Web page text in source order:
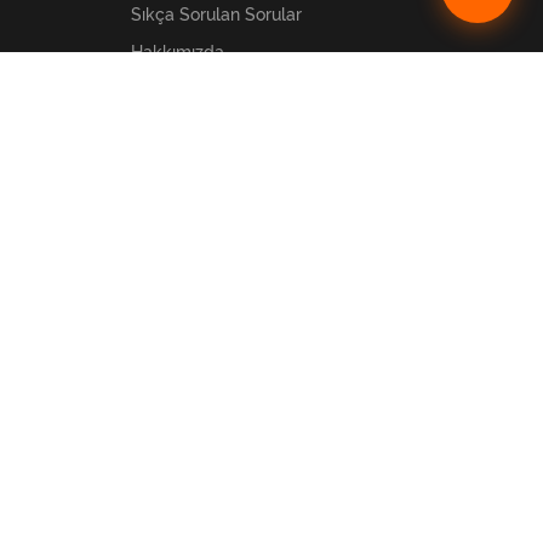
Sıkça Sorulan Sorular
Hakkımızda